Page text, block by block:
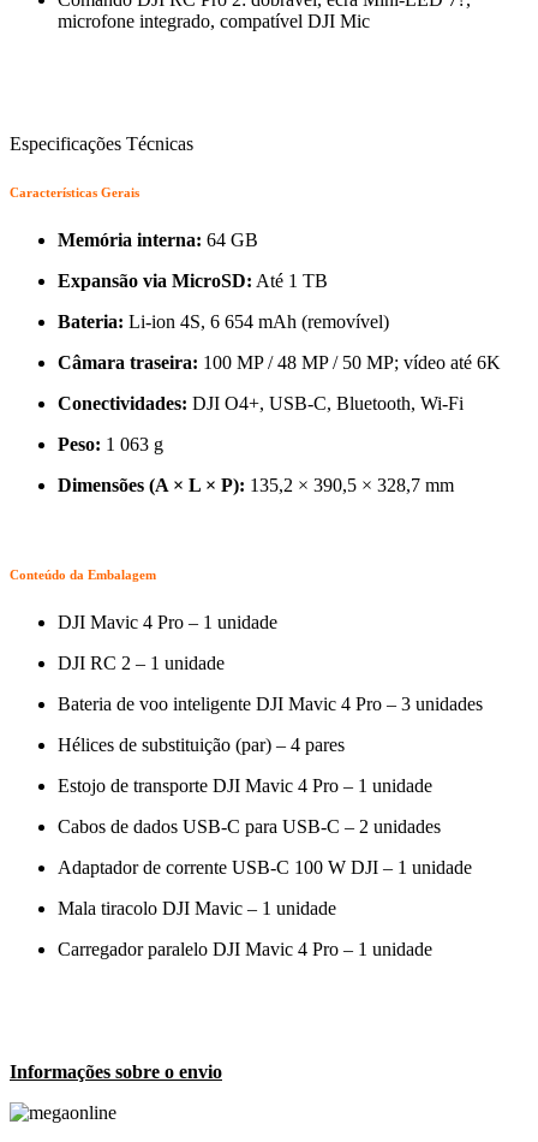
microfone integrado, compatível DJI Mic
Especificações Técnicas
Características Gerais
Memória interna: 64 GB
Expansão via MicroSD: Até 1 TB
Bateria: Li-ion 4S, 6 654 mAh (removível)
Câmara traseira: 100 MP / 48 MP / 50 MP; vídeo até 6K
Conectividades: DJI O4+, USB-C, Bluetooth, Wi-Fi
Peso: 1 063 g
Dimensões (A × L × P): 135,2 × 390,5 × 328,7 mm
Conteúdo da Embalagem
DJI Mavic 4 Pro – 1 unidade
DJI RC 2 – 1 unidade
Bateria de voo inteligente DJI Mavic 4 Pro – 3 unidades
Hélices de substituição (par) – 4 pares
Estojo de transporte DJI Mavic 4 Pro – 1 unidade
Cabos de dados USB-C para USB-C – 2 unidades
Adaptador de corrente USB-C 100 W DJI – 1 unidade
Mala tiracolo DJI Mavic – 1 unidade
Carregador paralelo DJI Mavic 4 Pro – 1 unidade
Informações sobre o envio